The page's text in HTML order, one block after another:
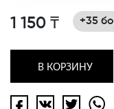
1 150 ₸ +35
В КОРЗИНУ